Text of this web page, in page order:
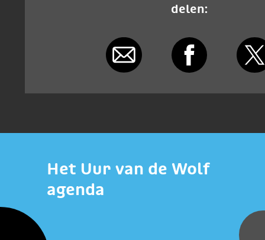
delen:
Het Uur van de Wolf
agenda